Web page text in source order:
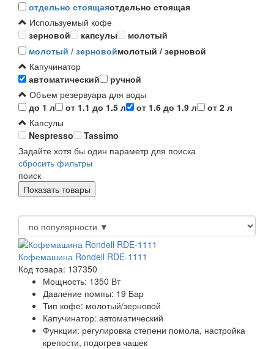
отдельно стоящаяотдельно стоящая
Используемый кофе
зерновой
капсулы
молотый
молотый / зерновоймолотый / зерновой
Капучинатор
автоматический
ручной
Объем резервуара для воды
до 1 л
от 1.1 до 1.5 л от 1.6 до 1.9 л
от 2 л
Капсулы
Nespresso
Tassimo
Задайте хотя бы один параметр для поиска
сбросить фильтры
поиск
Кофемашина Rondell RDE-1111
Код товара: 137350
Мощность: 1350 Вт
Давление помпы: 19 Бар
Тип кофе: молотый/зерновой
Капучинатор: автоматический
Функции: регулировка степени помола, настройка
крепости, подогрев чашек